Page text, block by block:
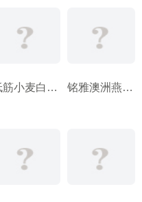
低筋小麦白面粉 铭雅澳洲燕麦片